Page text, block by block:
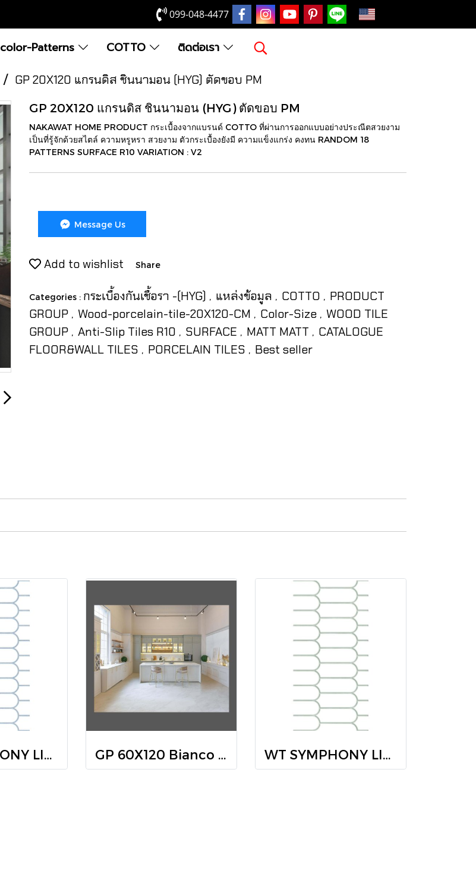
099-048-4477 EN
color-Patterns COTTO ติดต่อเรา
GP 20X120 แกรนดิส ชินนามอน (HYG) ตัดขอบ PM
GP 20X120 แกรนดิส ชินนามอน (HYG) ตัดขอบ PM
NAKAWAT HOME PRODUCT กระเบื้องจากแบรนด์ COTTO ที่ผ่านการออกแบบอย่างประณีตสวยงาม
เป็นที่รู้จักด้วยสไตล์ ความหรูหรา สวยงาม ตัวกระเบื้องยังมี ความแข็งแกร่ง คงทน RANDOM 18
PATTERNS SURFACE R10 VARIATION : V2
Message Us
Add to wishlist Share
Categories : กระเบื้องกันเชื้อรา -(HYG) , แหล่งข้อมูล , COTTO , PRODUCT
GROUP , Wood-porcelain-tile-20X120-CM , Color-Size , WOOD TILE
GROUP , Anti-Slip Tiles R10 , SURFACE , MATT MATT , CATALOGUE
FLOOR&WALL TILES , PORCELAIN TILES , Best seller
WT SYMPHONY LINE BLUE (HYG) R/T 30X60 PM GP 60X120 Bianco Venuso(HYG)NAT R/T PM WT SYMPHONY LINE BASIL(HYG) R/T 30X60 PM